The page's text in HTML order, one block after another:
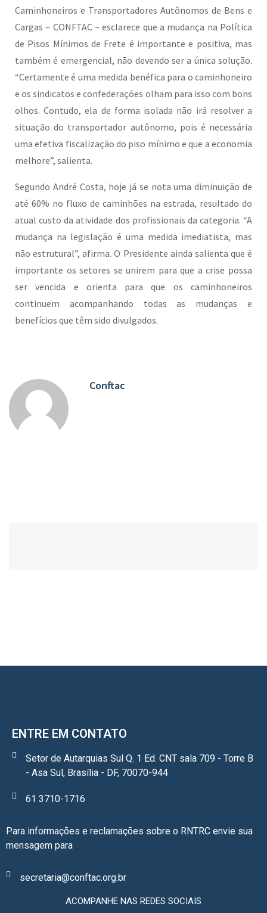
Caminhoneiros e Transportadores Autônomos de Bens e
Cargas – CONFTAC – esclarece que a mudança na Política
de Pisos Mínimos de Frete é importante e positiva, mas
também é emergencial, não devendo ser a única solução.
“Certamente é uma medida benéfica para o caminhoneiro
e os sindicatos e confederações olham para isso com bons
olhos. Contudo, ela de forma isolada não irá resolver a
situação do transportador autônomo, pois é necessária
uma efetiva fiscalização do piso mínimo e que a economia
melhore”, salienta.
Segundo André Costa, hoje já se nota uma diminuição de
até 60% no fluxo de caminhões na estrada, resultado do
atual custo da atividade dos profissionais da categoria. “A
mudança na legislação é uma medida imediatista, mas
não estrutural”, afirma. O Presidente ainda salienta que é
importante os setores se unirem para que a crise possa
ser vencida e orienta para que os caminhoneiros
continuem acompanhando todas as mudanças e
benefícios que têm sido divulgados.
Conftac
ENTRE EM CONTATO
Setor de Autarquias Sul Q. 1 Ed. CNT sala 709 - Torre B
- Asa Sul, Brasília - DF, 70070-944
61 3710-1716
Para informações e reclamações sobre o RNTRC envie sua
mensagem para
secretaria@conftac.org.br
ACOMPANHE NAS REDES SOCIAIS